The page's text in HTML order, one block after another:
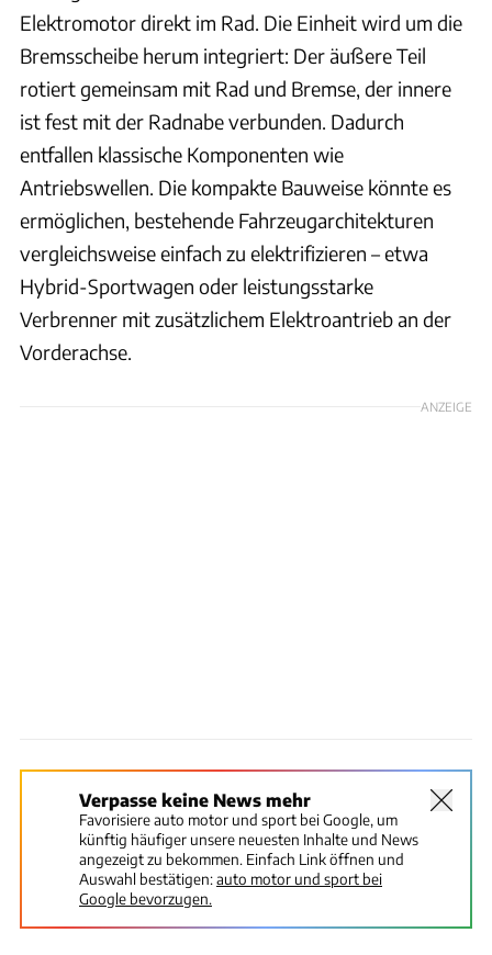
Elektromotor direkt im Rad. Die Einheit wird um die
Bremsscheibe herum integriert: Der äußere Teil
rotiert gemeinsam mit Rad und Bremse, der innere
ist fest mit der Radnabe verbunden. Dadurch
entfallen klassische Komponenten wie
Antriebswellen. Die kompakte Bauweise könnte es
ermöglichen, bestehende Fahrzeugarchitekturen
vergleichsweise einfach zu elektrifizieren – etwa
Hybrid-Sportwagen oder leistungsstarke
Verbrenner mit zusätzlichem Elektroantrieb an der
Vorderachse.
ANZEIGE
Verpasse keine News mehr
Favorisiere auto motor und sport bei Google, um
künftig häufiger unsere neuesten Inhalte und News
angezeigt zu bekommen. Einfach Link öffnen und
Auswahl bestätigen:auto motor und sport bei
Google bevorzugen.